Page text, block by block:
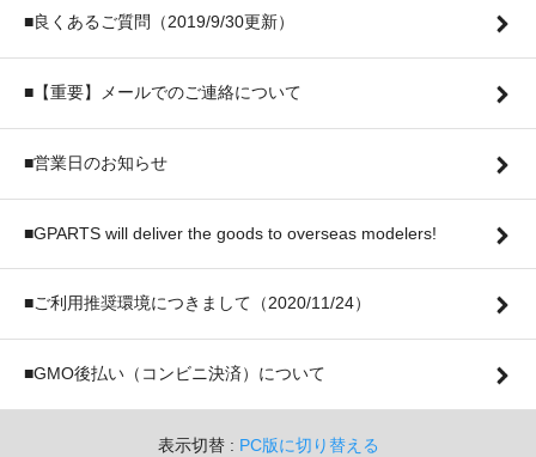
■良くあるご質問（2019/9/30更新）
■【重要】メールでのご連絡について
■営業日のお知らせ
■GPARTS will deliver the goods to overseas modelers!
■ご利用推奨環境につきまして（2020/11/24）
■GMO後払い（コンビニ決済）について
表示切替 : PC版に切り替える